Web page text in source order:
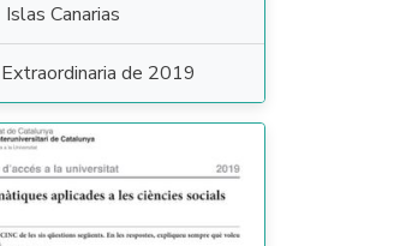
Islas Canarias
Extraordinaria de 2019